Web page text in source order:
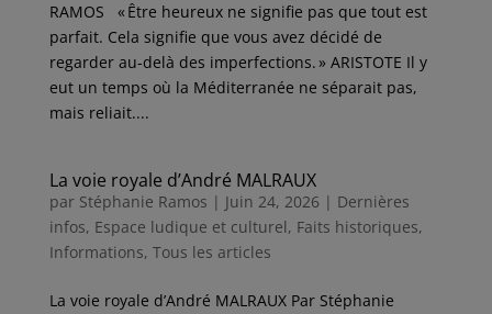
RAMOS « Être heureux ne signifie pas que tout est
parfait. Cela signifie que vous avez décidé de
regarder au-delà des imperfections. » ARISTOTE Il y
eut un temps où la Méditerranée ne séparait pas,
mais reliait....
La voie royale d’André MALRAUX
par Stéphanie Ramos | Juin 24, 2026 | Dernières
infos, Espace ludique et culturel, Faits historiques,
Informations, Tous les articles
La voie royale d’André MALRAUX Par Stéphanie